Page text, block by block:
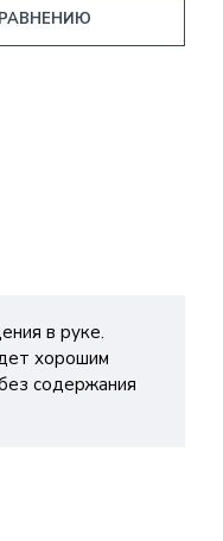
в руке.
хорошим
содержания